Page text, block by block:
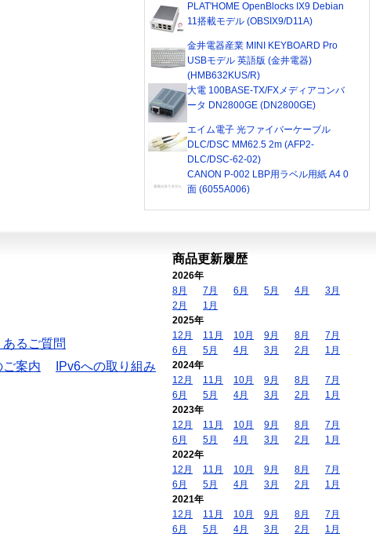
PLAT'HOME OpenBlocks IX9 Debian
11搭載モデル (OBSIX9/D11A)
金井電器産業 MINI KEYBOARD Pro
USBモデル 英語版 (金井電器)
(HMB632KUS/R)
大電 100BASE-TX/FXメディアコンバ
ータ DN2800GE (DN2800GE)
エイム電子 光ファイバーケーブル
DLC/DSC MM62.5 2m (AFP2-
DLC/DSC-62-02)
CANON P-002 LBP用ラベル用紙 A4 0
面 (6055A006)
あるご質問
案内
IPv6への取り組み
商品更新履歴
2026年
8月
7月 6月 5月 4月
3月
2月
1月
2025年
12月
11月 10月 9月 8月
7月
6月
5月 4月 3月 2月
1月
2024年
12月
11月 10月 9月 8月
7月
6月
5月 4月 3月 2月
1月
2023年
12月
11月 10月 9月 8月
7月
6月
5月 4月 3月 2月
1月
2022年
12月
11月 10月 9月 8月
7月
6月
5月 4月 3月 2月
1月
2021年
12月
11月 10月 9月 8月
7月
6月
5月 4月 3月 2月
1月